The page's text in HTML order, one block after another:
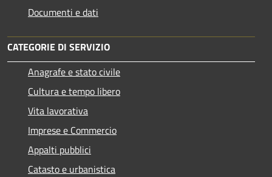
Documenti e dati
CATEGORIE DI SERVIZIO
Anagrafe e stato civile
Cultura e tempo libero
Vita lavorativa
Imprese e Commercio
Appalti pubblici
Catasto e urbanistica